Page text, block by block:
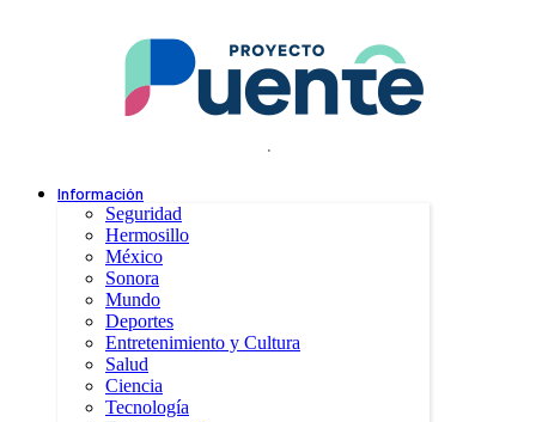
.
Información
Seguridad
Hermosillo
México
Sonora
Mundo
Deportes
Entretenimiento y Cultura
Salud
Ciencia
Tecnología